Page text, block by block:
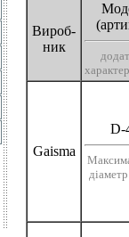
Вироб-
ник
Gaisma
D-